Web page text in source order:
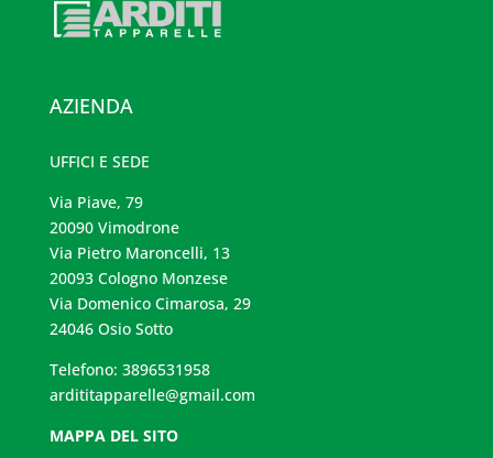
AZIENDA
UFFICI E SEDE
Via Piave, 79
20090 Vimodrone
Via Pietro Maroncelli, 13
20093 Cologno Monzese
Via Domenico Cimarosa, 29
24046 Osio Sotto
Telefono: 3896531958
ardititapparelle@gmail.com
MAPPA DEL SITO